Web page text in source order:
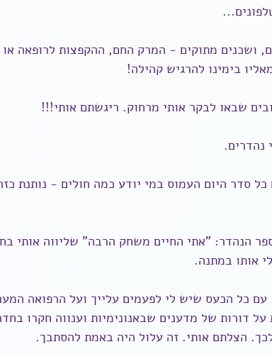
ושכנים מתוקים - המרק החם, ההקפצות לרופאה או
בימינו להרגיש קהילה!
שבאו לבקר אותי מרחוק. ריגשתם אותי!!!
נהדרים.
סדר היום העמוס במי יודע כמה חולים - נותנת
הנהדר: "אתי החיים משחק הרבה" שליווה אותי
אותו במתנה.
עם כל הכעס שיש לי לפעמים עלייך ועל הרפואה
דורות של מדענים שבאנונימיות וענווה חקרו
הצלתם אותי. זה עלול היה באמת להסתבך.